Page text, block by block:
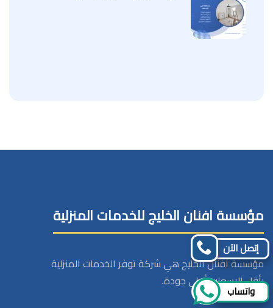
مؤسسة افنان الخليج للخدمات المنزلية
مؤسسة افنان الخليج هي شركة توفر الخدمات المنزلية
بأقل الاسعار وأعلي جودة.
إتصل الآن
واتساب